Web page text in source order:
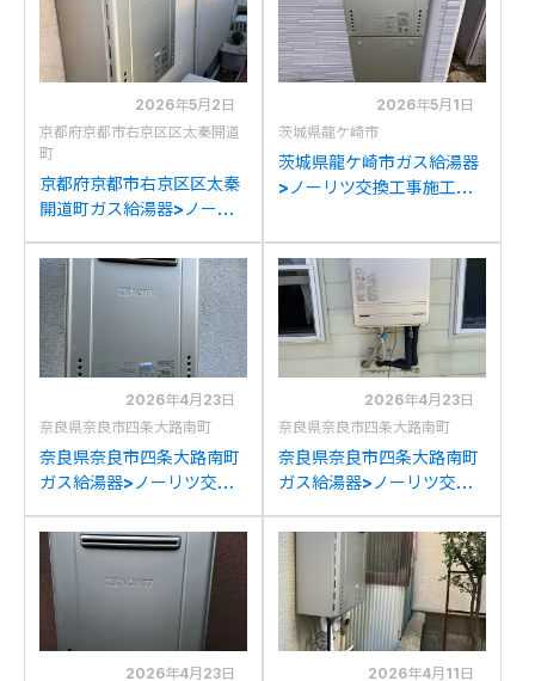
への交換
の交換
2026年5月2日
京都府京都市右京区区太秦開道
町
京都府京都市右京区区太秦
開道町ガス給湯器>ノーリ
リツGT-2428SAWXから
ノーリツGT-C2072SAW
BLへの交換
2026年5月1日
茨城県龍ケ崎市
茨城県龍ケ崎市ガス給湯器
>ノーリツ交換工事施工事
C2052SAWX-2からノー
リツGT-C2072SAW BLへ
の交換
2026年4月23日
奈良県奈良市四条大路南町
奈良県奈良市四条大路南町
ガス給湯器>ノーリツ交換
GT-C2032SAWXからノ
ーリツGT-C2072SAW BL
への交換
2026年4月23日
奈良県奈良市四条大路南町
奈良県奈良市四条大路南町
ガス給湯器>ノーリツ交換
GT-C2032SAWXからノ
ーリツGT-C2072SAW BL
への交換
2026年4月23日
2026年4月11日